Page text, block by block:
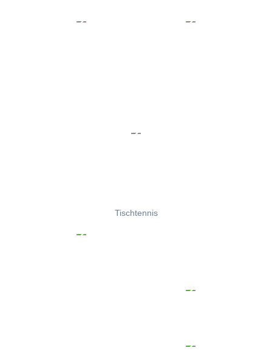
Tischtennis